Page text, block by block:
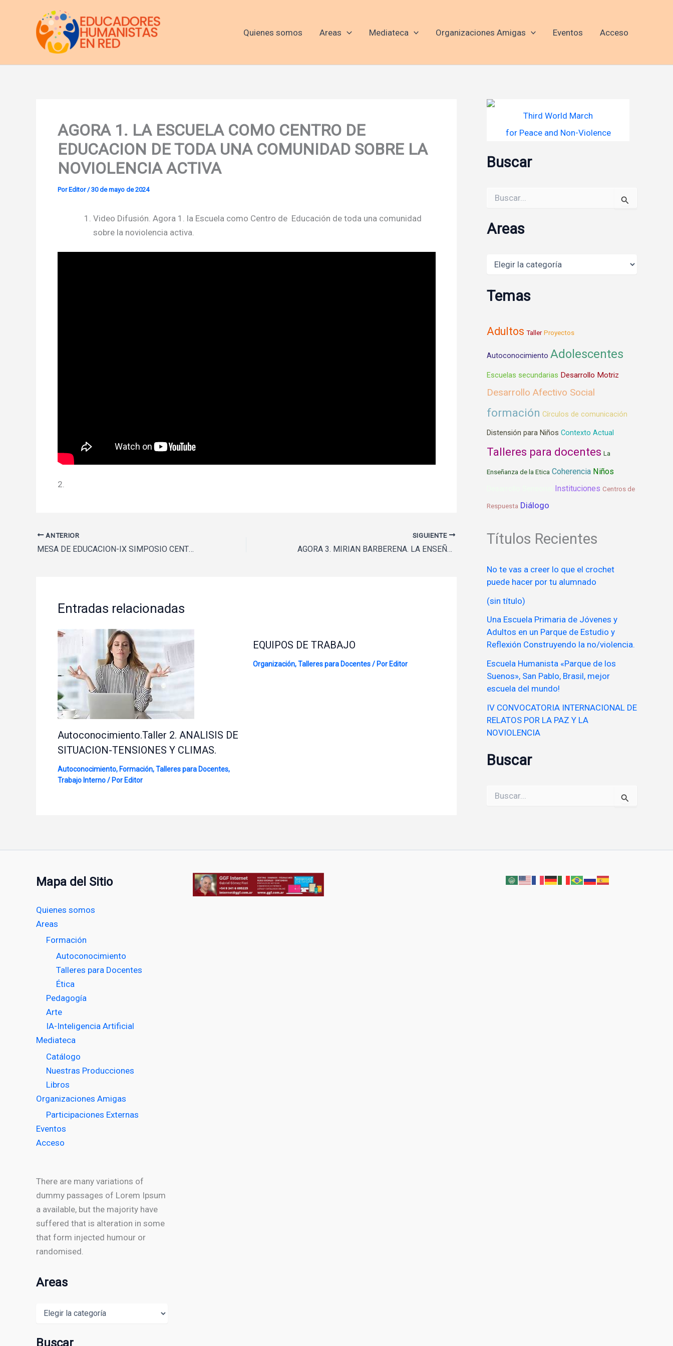
contenido
Quienes somos Areas Mediateca Organizaciones Amigas Eventos Acceso
AGORA 1. LA ESCUELA COMO CENTRO DE
EDUCACION DE TODA UNA COMUNIDAD SOBRE LA
NOVIOLENCIA ACTIVA
PorEditor /30 de mayo de 2024
Video Difusión. Agora 1. la Escuela como Centro de Educación de toda una comunidad
sobre la noviolencia activa.
2.
ANTERIOR
MESA DE EDUCACION-IX SIMPOSIO CENTRO DE ESTUDIOS HUMANISTAS
SIGUIENTE
AGORA 3. MIRIAN BARBERENA. LA ENSEÑANZA DE LA ETICA A TRAVES DE LA REGLA DE ORO
Entradas relacionadas
Autoconocimiento.Taller 2. ANALISIS DE
SITUACION-TENSIONES Y CLIMAS.
Autoconocimiento, Formación,Talleres para Docentes,
Trabajo Interno/ Por Editor
EQUIPOS DE TRABAJO
Organización,Talleres para Docentes/ Por Editor
Third World March
for Peace and Non-Violence
Buscar
por:
Areas
Temas
Adultos Taller Proyectos
Autoconocimiento Adolescentes
Escuelas secundarias Desarrollo Motriz
Desarrollo Afectivo Social
formación Círculos de comunicación
Distensión para Niños Contexto Actual
Talleres para docentes La
Enseñanza de la Etica Coherencia Niños
Instituciones Centros de
Respuesta Diálogo
Títulos Recientes
No te vas a creer lo que el crochet
puede hacer por tu alumnado
(sin título)
Una Escuela Primaria de Jóvenes y
Adultos en un Parque de Estudio y
Reflexión Construyendo la no/violencia.
Escuela Humanista «Parque de los
Suenos», San Pablo, Brasil, mejor
escuela del mundo!
IV CONVOCATORIA INTERNACIONAL DE
RELATOS POR LA PAZ Y LA
NOVIOLENCIA
Buscar
por:
Mapa del Sitio
Quienes somos
Areas
Formación
Autoconocimiento
Talleres para Docentes
Ética
Pedagogía
Arte
IA-Inteligencia Artificial
Mediateca
Catálogo
Nuestras Producciones
Libros
Organizaciones Amigas
Participaciones Externas
Eventos
Acceso
There are many variations of
dummy passages of Lorem Ipsum
a available, but the majority have
suffered that is alteration in some
that form injected humour or
randomised.
Areas
Buscar